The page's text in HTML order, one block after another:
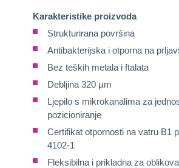
Karakteristike proizvoda
Strukturirana površina
Antibakterijska i otporna na
Bez teških metala i ftalata
Debljina 320 µm
Ljepilo s mikrokanalima za
pozicioniranje
Certifikat otpornosti na vatru B1
4102-1
Fleksibilna i prikladna za